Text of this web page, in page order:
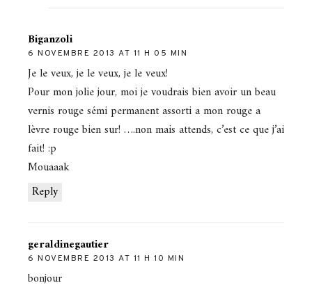
Biganzoli
6 NOVEMBRE 2013 AT 11 H 05 MIN
Reply
Je le veux, je le veux, je le veux!
Pour mon jolie jour, moi je voudrais bien avoir un beau
vernis rouge sémi permanent assorti a mon rouge a
lèvre rouge bien sur! ….non mais attends, c’est ce que j’ai
fait! :p
Mouaaak
geraldinegautier
6 NOVEMBRE 2013 AT 11 H 10 MIN
bonjour